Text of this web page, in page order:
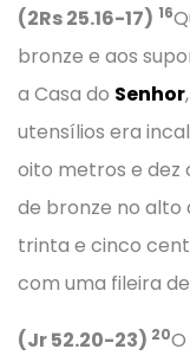
(2Rs 25.16-17) 16
bronze e aos
a Casa do Senhor
utensílios era
oito metros e
de bronze no alto
trinta e cinco
com uma fileira
(Jr 52.20-23) 20